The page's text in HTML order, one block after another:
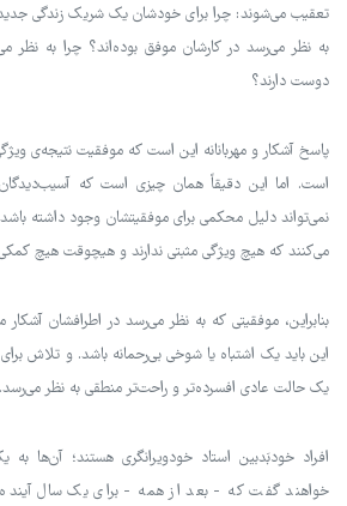
تعقیب می‌شوند: چرا برای خودشان یک شریک زندگی
به نظر می‌رسد در کارشان موفق بوده‌اند؟ چرا به نظر
دوست دارند؟
پاسخ آشکار و مهربانانه این است که موفقیت نتیجه‌ی
است. اما این دقیقاً همان چیزی است که آسیب‌دیدگان
نمی‌تواند دلیل محکمی برای موفقیتشان وجود داشته
می‌کنند که هیچ ویژگی مثبتی ندارند و هیچوقت هیچ
بنابراین، موفقیتی که به نظر می‌رسد در اطرافشان آشکار
این باید یک اشتباه یا شوخی بی‌رحمانه باشد. و تلاش
یک حالت عادی افسرده‌تر و راحت‌تر منطقی به نظر می‌رسد.
افراد خودبَدبین استاد خودویرانگری هستند؛ آن‌ها به
خواهند گفت که - بعد از همه - برای یک سال آینده